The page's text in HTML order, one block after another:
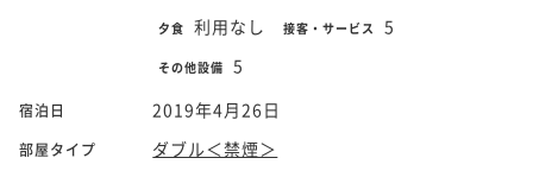
夕食 利用なし 接客・サービス 5
その他設備 5
宿泊日 2019年4月26日
部屋タイプ
ダブル＜禁煙＞